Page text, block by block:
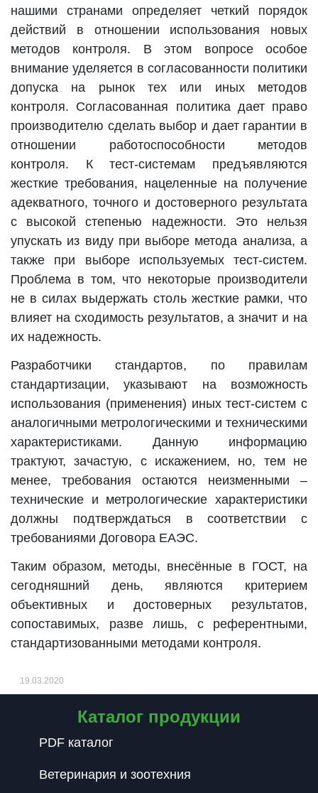
нашими странами определяет четкий порядок
действий в отношении использования новых
методов контроля. В этом вопросе особое
внимание уделяется в согласованности политики
допуска на рынок тех или иных методов
контроля. Согласованная политика дает право
производителю сделать выбор и дает гарантии в
отношении работоспособности методов
контроля. К тест-системам предъявляются
жесткие требования, нацеленные на получение
адекватного, точного и достоверного результата
с высокой степенью надежности. Это нельзя
упускать из виду при выборе метода анализа, а
также при выборе используемых тест-систем.
Проблема в том, что некоторые производители
не в силах выдержать столь жесткие рамки, что
влияет на сходимость результатов, а значит и на
их надежность.
Разработчики стандартов, по правилам
стандартизации, указывают на возможность
использования (применения) иных тест-систем с
аналогичными метрологическими и техническими
характеристиками. Данную информацию
трактуют, зачастую, с искажением, но, тем не
менее, требования остаются неизменными –
технические и метрологические характеристики
должны подтверждаться в соответствии с
требованиями Договора ЕАЭС.
Таким образом, методы, внесённые в ГОСТ, на
сегодняшний день, являются критерием
объективных и достоверных результатов,
сопоставимых, разве лишь, с референтными,
стандартизованными методами контроля.
19.03.2020
Каталог продукции
PDF каталог
Ветеринария и зоотехния